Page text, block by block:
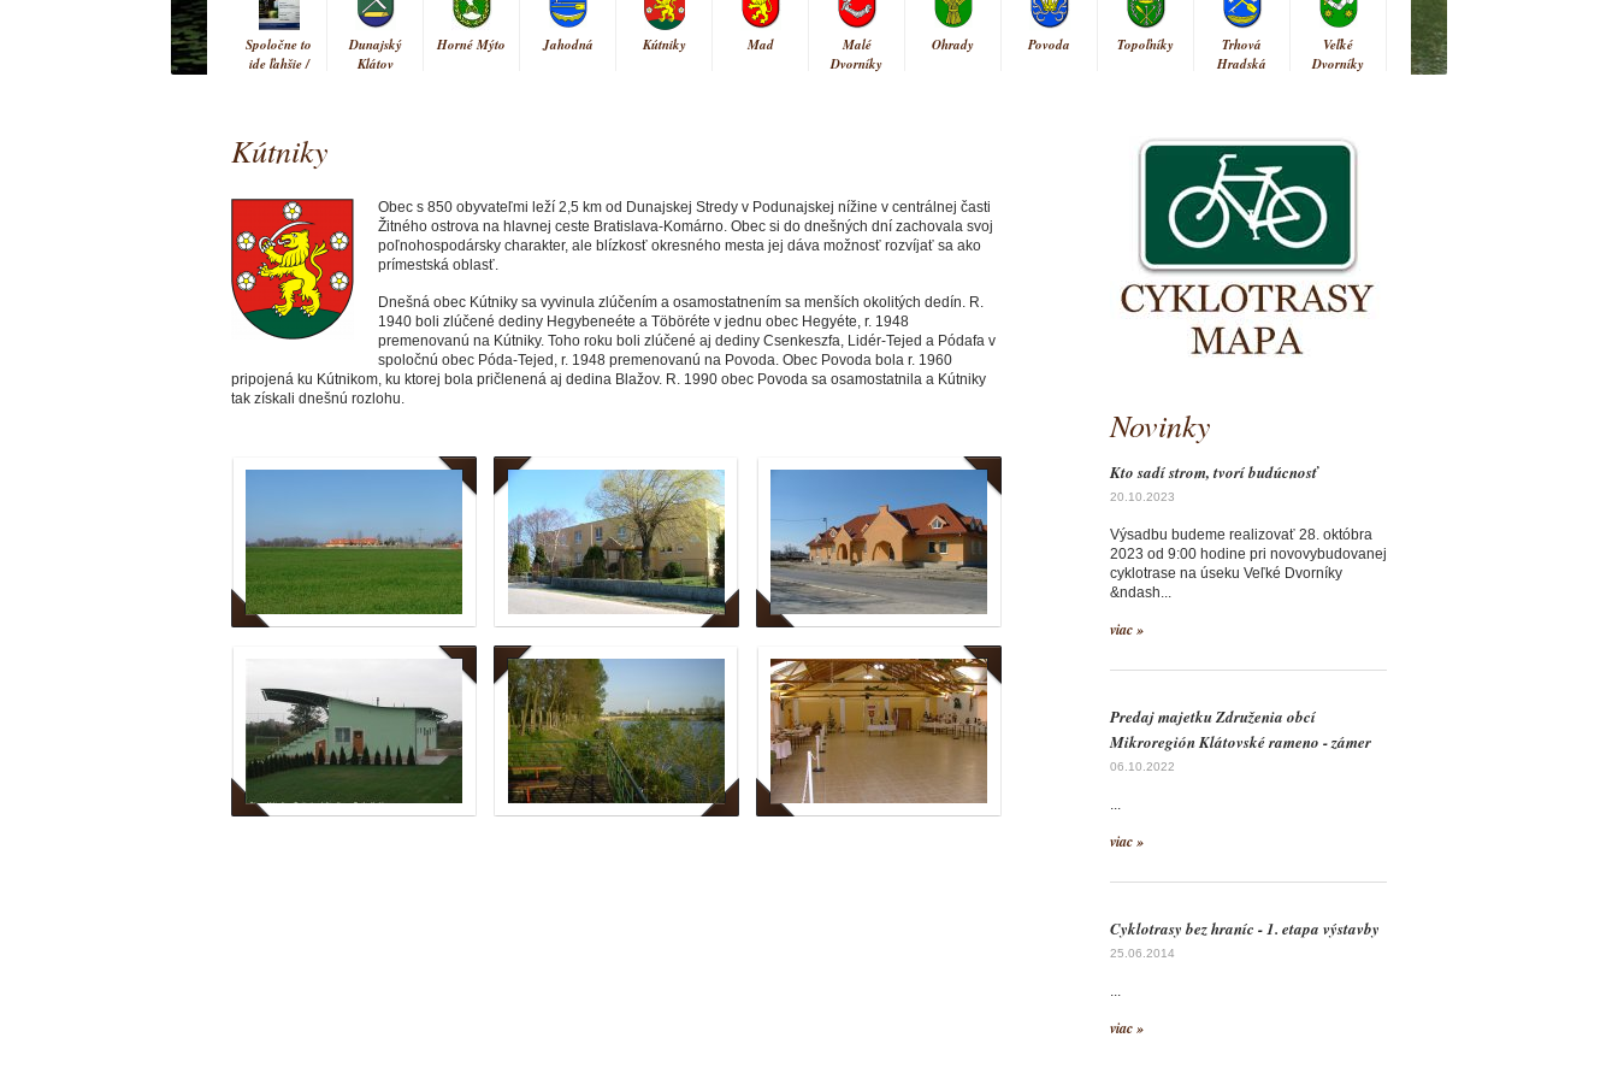
Spoločne to
ide ľahšie /
Dunajský
Klátov
Horné Mýto Jahodná Kútniky Mad
Malé
Dvorníky
Ohrady Povoda Topoľníky
Trhová
Hradská
Veľké
Dvorníky
Vrakúň
Kútniky
Obec s 850 obyvateľmi leží 2,5 km od Dunajskej Stredy v Podunajskej nížine v centrálnej časti
Žitného ostrova na hlavnej ceste Bratislava-Komárno. Obec si do dnešných dní zachovala svoj
poľnohospodársky charakter, ale blízkosť okresného mesta jej dáva možnosť rozvíjať sa ako
prímestská oblasť.
Dnešná obec Kútniky sa vyvinula zlúčením a osamostatnením sa menších okolitých dedín. R.
1940 boli zlúčené dediny Hegybeneéte a Töböréte v jednu obec Hegyéte, r. 1948
premenovanú na Kútniky. Toho roku boli zlúčené aj dediny Csenkeszfa, Lidér-Tejed a Pódafa v
spoločnú obec Póda-Tejed, r. 1948 premenovanú na Povoda. Obec Povoda bola r. 1960
pripojená ku Kútnikom, ku ktorej bola pričlenená aj dedina Blažov. R. 1990 obec Povoda sa osamostatnila a Kútniky
tak získali dnešnú rozlohu.
Novinky
Kto sadí strom, tvorí budúcnosť
20.10.2023
Výsadbu budeme realizovať 28. októbra
2023 od 9:00 hodine pri novovybudovanej
cyklotrase na úseku Veľké Dvorníky
&ndash...
viac »
Predaj majetku Združenia obcí
Mikroregión Klátovské rameno - zámer
06.10.2022
...
viac »
Cyklotrasy bez hraníc - 1. etapa výstavby
25.06.2014
...
viac »